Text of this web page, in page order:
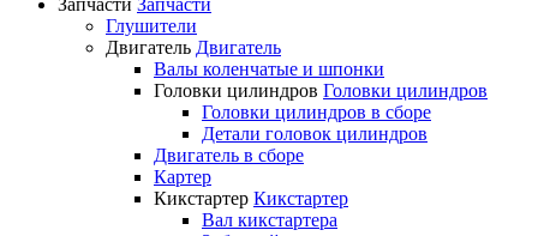
Запчасти Запчасти
Глушители
Двигатель Двигатель
Валы коленчатые и шпонки
Головки цилиндров Головки цилиндров
Головки цилиндров в сборе
Детали головок цилиндров
Двигатель в сборе
Картер
Кикстартер Кикстартер
Вал кикстартера